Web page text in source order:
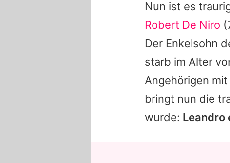
Nun ist es
Robert De Niro
Der Enkelsohn
starb im Alter
Angehörigen
bringt nun die
wurde: Leandro